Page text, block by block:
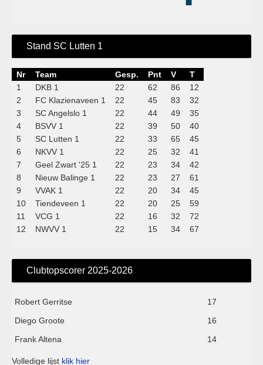
Stand SC Lutten 1
Nr Team Gesp. Pnt V
T
1
DKB 1 22 62 86
12
2
FC Klazienaveen 1 22 45 83
32
3
SC Angelslo 1 22 44 49
35
4
BSVV 1 22 39 50
40
5
SC Lutten 1 22 33 65
45
6
NKVV 1 22 25 32
41
7
Geel Zwart '25 1 22 23 34
42
8
Nieuw Balinge 1 22 23 27
61
9
VVAK 1 22 20 34
45
10
Tiendeveen 1 22 20 25
59
11
VCG 1 22 16 32
72
12
NWVV 1 22 15 34 67
Clubtopscorer 2025-2026
Robert Gerritse
17
Diego Groote
16
Frank Altena
14
Volledige lijst klik hier